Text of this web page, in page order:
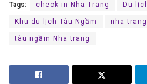
Tags: check-in Nha Trang Du
Khu du lịch Tàu Ngầm nha trang
tàu ngầm Nha trang